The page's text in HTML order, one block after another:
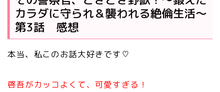
カラダに守られ＆襲われる絶倫生活～
第3話 感想
本当、私このお話大好きです♡
啓吾がカッコよくて、可愛すぎる！